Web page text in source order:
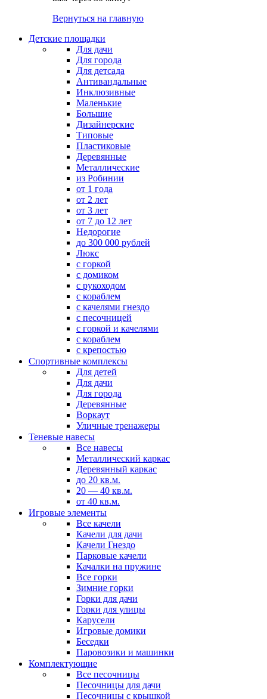
Вернуться на главную
Детские площадки
Для дачи
Для города
Для детсада
Антивандальные
Инклюзивные
Маленькие
Большие
Дизайнерские
Типовые
Пластиковые
Деревянные
Металлические
из Робинии
от 1 года
от 2 лет
от 3 лет
от 7 до 12 лет
Недорогие
до 300 000 рублей
Люкс
с горкой
с домиком
с рукоходом
с кораблем
с качелями гнездо
с песочницей
с горкой и качелями
с кораблем
с крепостью
Спортивные комплексы
Для детей
Для дачи
Для города
Деревянные
Воркаут
Уличные тренажеры
Теневые навесы
Все навесы
Металлический каркас
Деревянный каркас
до 20 кв.м.
20 — 40 кв.м.
от 40 кв.м.
Игровые элементы
Все качели
Качели для дачи
Качели Гнездо
Парковые качели
Качалки на пружине
Все горки
Зимние горки
Горки для дачи
Горки для улицы
Карусели
Игровые домики
Беседки
Паровозики и машинки
Комплектующие
Все песочницы
Песочницы для дачи
Песочницы с крышкой